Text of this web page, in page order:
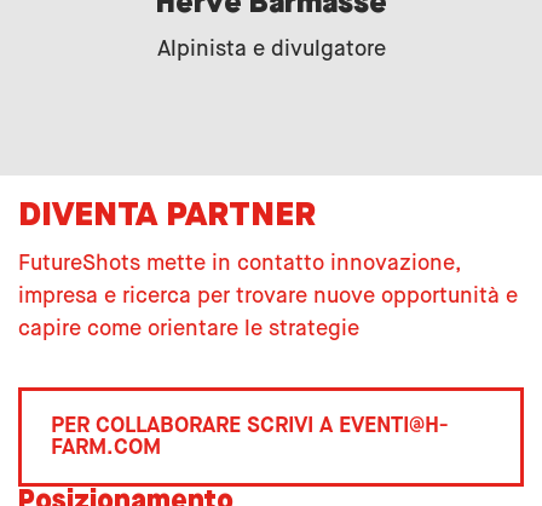
Alpinista e divulgatore
DIVENTA PARTNER
FutureShots mette in contatto innovazione,
impresa e ricerca per trovare nuove opportunità e
capire come orientare le strategie
PER COLLABORARE SCRIVI A EVENTI@H-
FARM.COM